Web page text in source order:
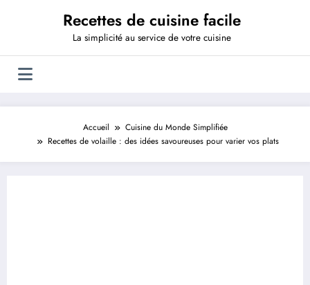
Recettes de cuisine facile
La simplicité au service de votre cuisine
Accueil
Cuisine du Monde Simplifiée
Recettes de volaille : des idées savoureuses pour varier vos plats